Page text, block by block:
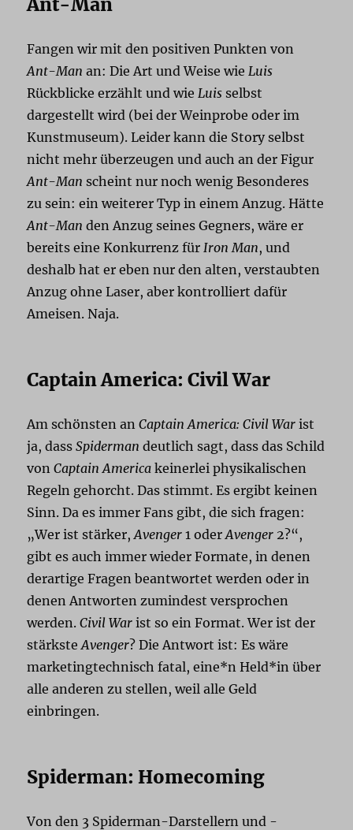
Fangen wir mit den positiven Punkten von
Ant-Man an: Die Art und Weise wie Luis
Rückblicke erzählt und wie Luis selbst
dargestellt wird (bei der Weinprobe oder im
Kunstmuseum). Leider kann die Story selbst
nicht mehr überzeugen und auch an der Figur
Ant-Man scheint nur noch wenig Besonderes
zu sein: ein weiterer Typ in einem Anzug. Hätte
Ant-Man den Anzug seines Gegners, wäre er
bereits eine Konkurrenz für Iron Man, und
deshalb hat er eben nur den alten, verstaubten
Anzug ohne Laser, aber kontrolliert dafür
Ameisen. Naja.
Captain America: Civil War
Am schönsten anCaptain America: Civil War ist
ja, dassSpiderman deutlich sagt, dass das Schild
vonCaptain America keinerlei physikalischen
Regeln gehorcht. Das stimmt. Es ergibt keinen
Sinn. Da es immer Fans gibt, die sich fragen:
„Wer ist stärker,Avenger 1 oderAvenger 2?“,
gibt es auch immer wieder Formate, in denen
derartige Fragen beantwortet werden oder in
denen Antworten zumindest versprochen
werden.Civil War ist so ein Format. Wer ist der
stärksteAvenger? Die Antwort ist: Es wäre
marketingtechnisch fatal, eine*n Held*in über
alle anderen zu stellen, weil alle Geld
einbringen.
Spiderman: Homecoming
Von den 3 Spiderman-Darstellern und -